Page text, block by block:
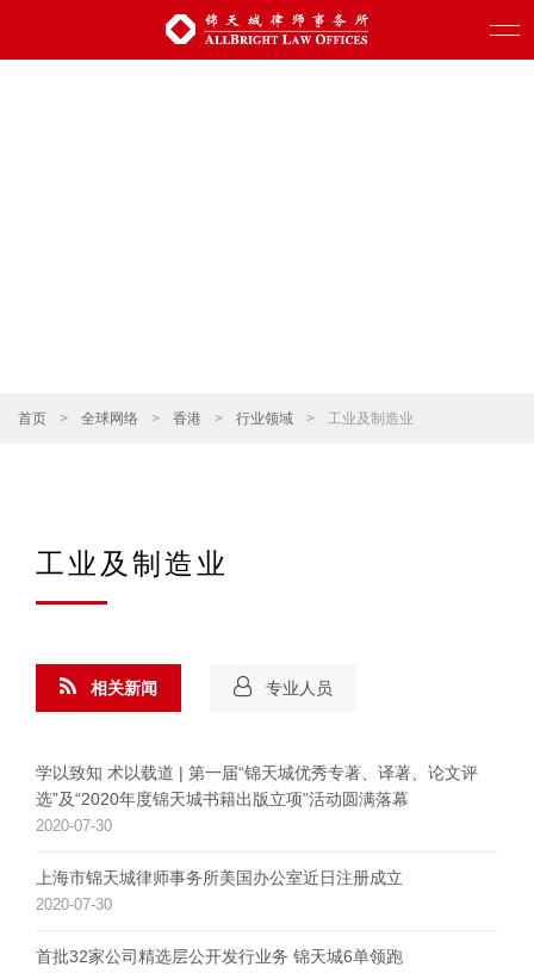
首页 > 全球网络 > 香港 > 行业领域 > 工业及制造业
工业及制造业
相关新闻
学以致知 术以载道 | 第一届“锦天城优秀专著、译著、论文评
选”及“2020年度锦天城书籍出版立项”活动圆满落幕
2020-07-30
上海市锦天城律师事务所美国办公室近日注册成立
2020-07-30
首批32家公司精选层公开发行业务 锦天城6单领跑
专业人员